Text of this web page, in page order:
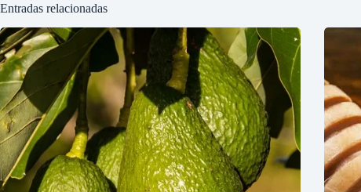
Entradas relacionadas